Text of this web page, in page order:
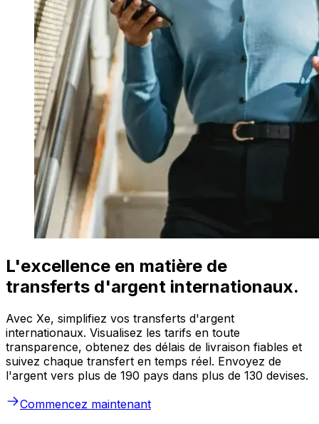
L'excellence en matière de
transferts d'argent internationaux.
Avec Xe, simplifiez vos transferts d'argent
internationaux. Visualisez les tarifs en toute
transparence, obtenez des délais de livraison fiables et
suivez chaque transfert en temps réel. Envoyez de
l'argent vers plus de 190 pays dans plus de 130 devises.
Commencez maintenant